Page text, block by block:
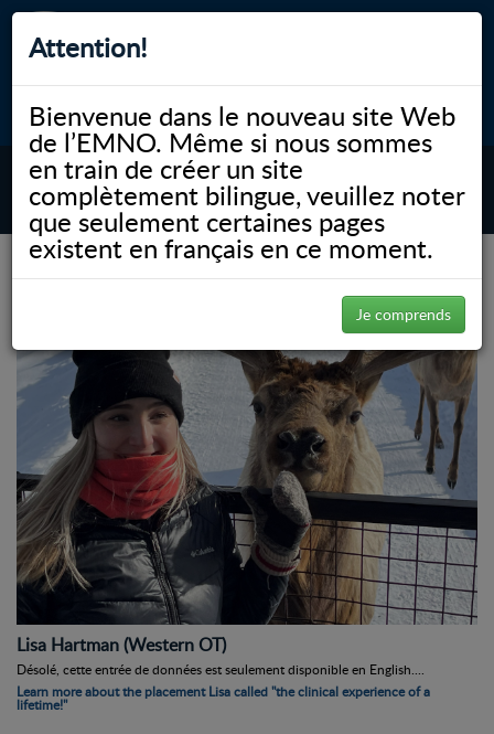
Attention!
Bienvenue dans le nouveau site Web
de l’EMNO. Même si nous sommes
en train de créer un site
complètement bilingue, veuillez noter
que seulement certaines pages
existent en français en ce moment.
Je comprends
myNOSM Accessibilité A- A+ English
MENU
NOSM.ca Gallery (Page 6)
Lisa Hartman (Western OT)
Désolé, cette entrée de données est seulement disponible en English....
Learn more about the placement Lisa called "the clinical experience of a
lifetime!"